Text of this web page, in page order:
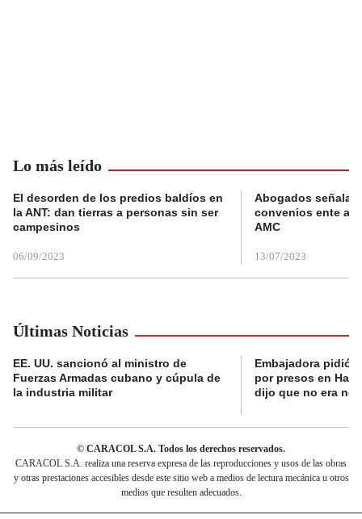
Lo más leído
El desorden de los predios baldíos en
la ANT: dan tierras a personas sin ser
campesinos
06/09/2023
Abogados
convenios ente
AMC
13/07/2023
Últimas Noticias
EE. UU. sancionó al ministro de
Fuerzas Armadas cubano y cúpula de
la industria militar
Embajadora pidió
por presos en
dijo que no era
© CARACOL S.A. Todos los derechos reservados.
CARACOL S.A. realiza una reserva expresa de las reproducciones y usos de las obras
y otras prestaciones accesibles desde este sitio web a medios de lectura mecánica u otros
medios que resulten adecuados.